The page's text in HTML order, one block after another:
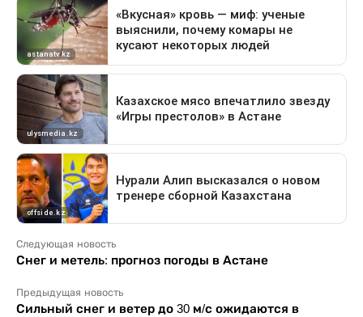
Следующая новость
Снег и метель: прогноз погоды в Астане
Предыдущая новость
Сильный снег и ветер до 30 м/с ожидаются в